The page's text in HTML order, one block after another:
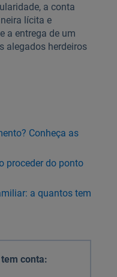
a conta
lícita e
a entrega de um
alegados herdeiros
Conheça as
proceder do ponto
a quantos tem
conta: